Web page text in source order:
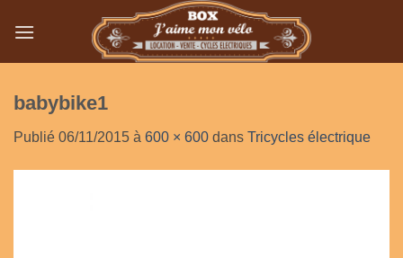
babybike1
Publié 06/11/2015 à 600 × 600 dans Tricycles électrique